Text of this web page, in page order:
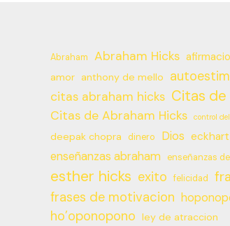
Abraham Abraham Hicks
amor anthony de mello
citas abraham hicks Citas de
Citas de Abraham Hicks control
deepak chopra dinero Dios
enseñanzas abraham enseñanzas
esther hicks exito felicidad
frases de motivacion
ho’oponopono ley de atraccion